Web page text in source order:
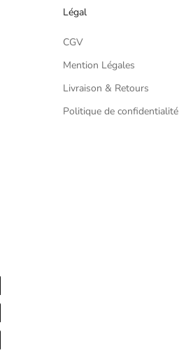
Légal
CGV
Mention Légales
Livraison & Retours
Politique de confidentialité